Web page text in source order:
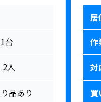
居
作
対
台
2人
品あり